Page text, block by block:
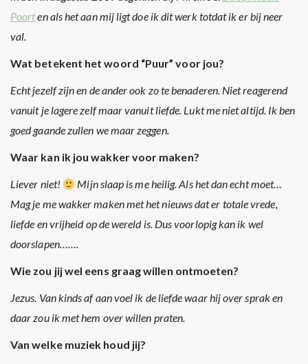
Poorten als het aan mij ligt doe ik dit werk totdat ik er bij neer
val.
Wat betekent het woord “Puur” voor jou?
Echt jezelf zijn en de ander ook zo te benaderen. Niet reagerend
vanuit je lagere zelf maar vanuit liefde. Lukt me niet altijd. Ik ben
goed gaande zullen we maar zeggen.
Waar kan ik jou wakker voor maken?
Liever niet!
Mijn slaap is me heilig. Als het dan echt moet…
Mag je me wakker maken met het nieuws dat er totale vrede,
liefde en vrijheid op de wereld is. Dus voorlopig kan ik wel
doorslapen…….
Wie zou jij wel eens graag willen ontmoeten?
Jezus. Van kinds af aan voel ik de liefde waar hij over sprak en
daar zou ik met hem over willen praten.
Van welke muziek houd jij?